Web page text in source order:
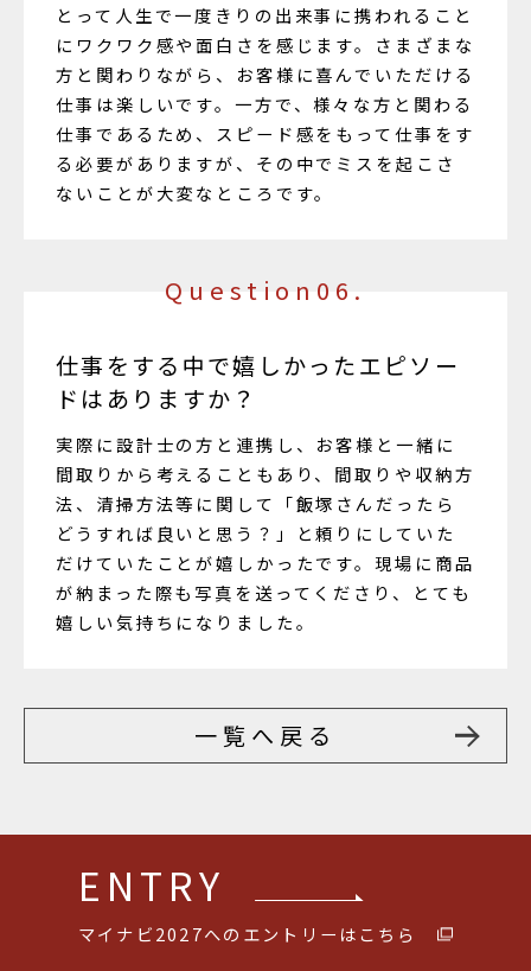
とって人生で一度きりの出来事に携われること
にワクワク感や面白さを感じます。さまざまな
方と関わりながら、お客様に喜んでいただける
仕事は楽しいです。一方で、様々な方と関わる
仕事であるため、スピード感をもって仕事をす
る必要がありますが、その中でミスを起こさ
ないことが大変なところです。
Question06.
仕事をする中で嬉しかったエピソー
ドはありますか？
実際に設計士の方と連携し、お客様と一緒に
間取りから考えることもあり、間取りや収納方
法、清掃方法等に関して「飯塚さんだったら
どうすれば良いと思う？」と頼りにしていた
だけていたことが嬉しかったです。現場に商品
が納まった際も写真を送ってくださり、とても
嬉しい気持ちになりました。
一覧へ戻る
ENTRY
マイナビ2027へのエントリーはこちら